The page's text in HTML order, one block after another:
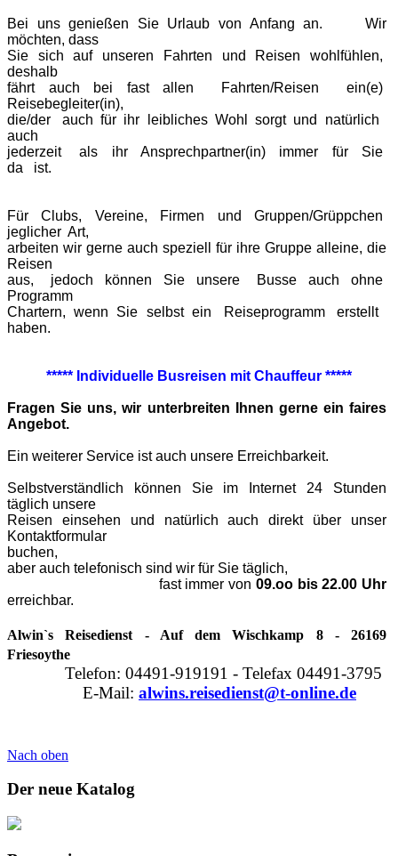
Bei uns genießen Sie Urlaub von Anfang an. Wir
möchten, dass
Sie sich auf unseren Fahrten und Reisen wohlfühlen,
deshalb
fährt auch bei fast allen Fahrten/Reisen ein(e)
Reisebegleiter(in),
die/der auch für ihr leibliches Wohl sorgt und natürlich
auch
jederzeit als ihr Ansprechpartner(in) immer für Sie
da ist.
Für Clubs, Vereine, Firmen und Gruppen/Grüppchen
jeglicher Art,
arbeiten wir gerne auch speziell für ihre Gruppe alleine, die
Reisen
aus, jedoch können Sie unsere Busseauch ohne
Programm
Chartern, wenn Sie selbst ein Reiseprogramm erstellt
haben.
***** Individuelle Busreisen mit Chauffeur *****
Fragen Sie uns, wir unterbreiten Ihnen gerne ein faires
Angebot.
Ein weiterer Service ist auch unsere Erreichbarkeit.
Selbstverständlich können Sie im Internet 24 Stunden
täglich unsere
Reisen einsehen und natürlich auch direkt über unser
Kontaktformular
buchen,
aber auch telefonisch sind wir für Sie täglich,
fast immer von 09.oo bis 22.00 Uhr
erreichbar.
Alwin`s Reisedienst - Auf dem Wischkamp 8 - 26169
Friesoythe
Telefon: 04491-919191 - Telefax 04491-3795
E-Mail: alwins.reisedienst@t-online.de
Nach oben
Der neue Katalog